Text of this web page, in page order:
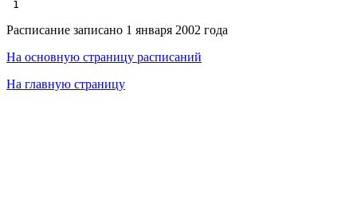
Расписание записано 1 января 2002 года
На основную страницу расписаний
На главную страницу